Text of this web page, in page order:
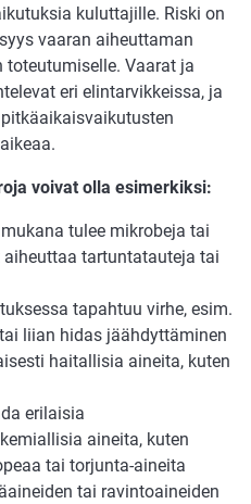
kuluttajille. Riski on
vaaran aiheuttaman
toteutumiselle. Vaarat ja
eri elintarvikkeissa, ja
voivat olla esimerkiksi:
tulee mikrobeja tai
tartuntatauteja tai
tapahtuu virhe, esim.
liian hidas jäähdyttäminen
haitallisia aineita, kuten
erilaisia
aineita, kuten
tai torjunta-aineita
tai ravintoaineiden